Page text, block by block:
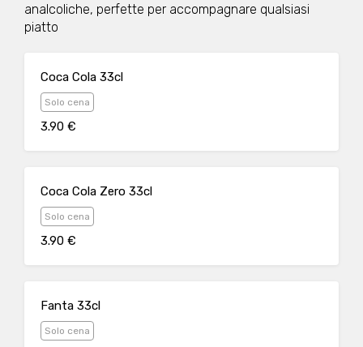
analcoliche, perfette per accompagnare qualsiasi
piatto
Coca Cola 33cl
Solo cena
3.90 €
Coca Cola Zero 33cl
Solo cena
3.90 €
Fanta 33cl
Solo cena